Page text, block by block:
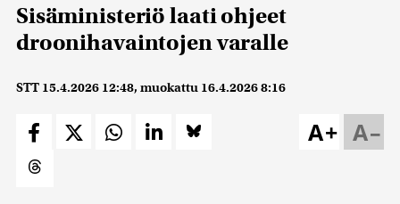
Sisäministeriö laati ohjeet
droonihavaintojen varalle
STT 15.4.2026 12:48, muokattu 16.4.2026 8:16
A–
A+